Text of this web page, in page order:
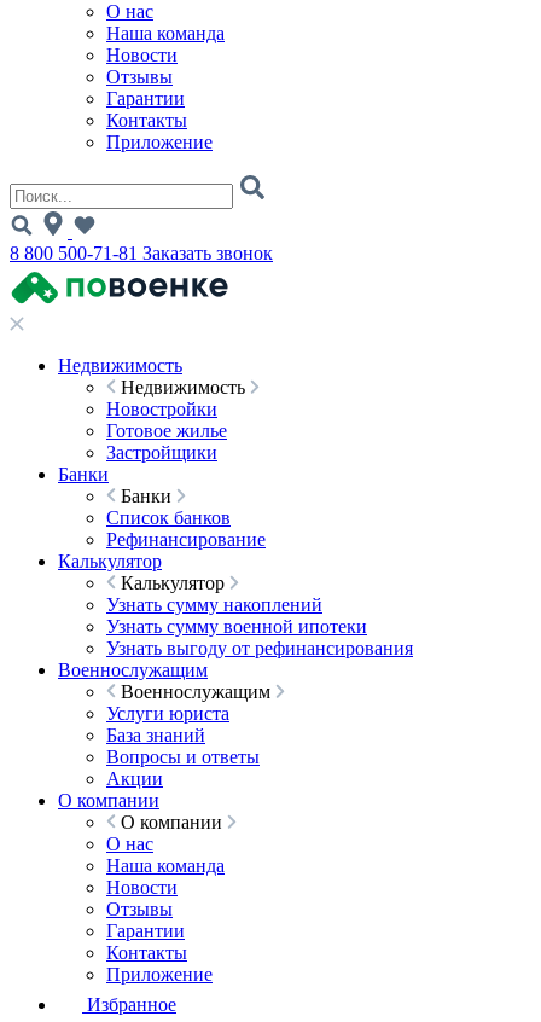
О нас
Наша команда
Новости
Отзывы
Гарантии
Контакты
Приложение
8 800 500-71-81 Заказать звонок
Недвижимость
Недвижимость
Новостройки
Готовое жилье
Застройщики
Банки
Банки
Список банков
Рефинансирование
Калькулятор
Калькулятор
Узнать сумму накоплений
Узнать сумму военной ипотеки
Узнать выгоду от рефинансирования
Военнослужащим
Военнослужащим
Услуги юриста
База знаний
Вопросы и ответы
Акции
О компании
О компании
О нас
Наша команда
Новости
Отзывы
Гарантии
Контакты
Приложение
Избранное